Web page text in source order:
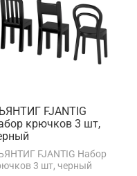
FJANTIG
крючков 3 шт,
FJANTIG Набор
3 шт, черный